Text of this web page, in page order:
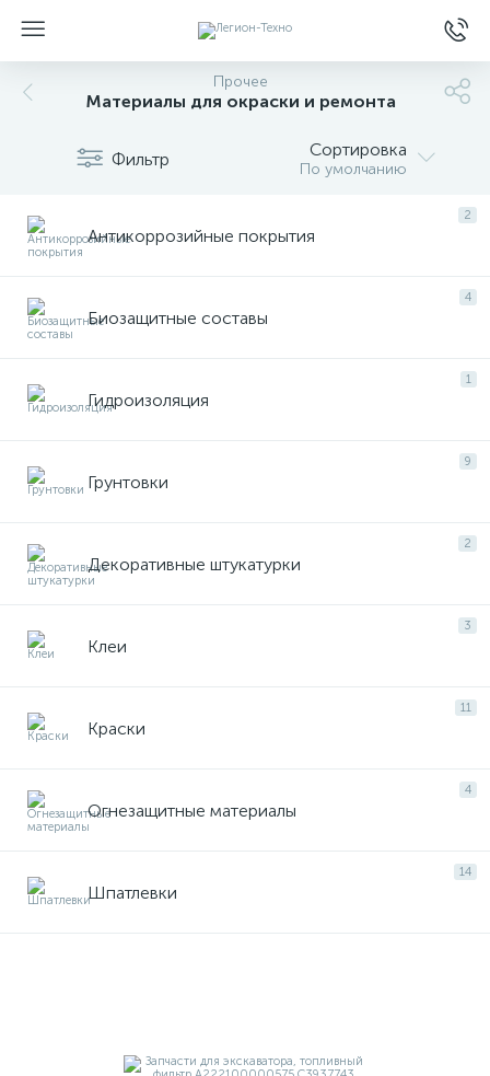
Прочее
Материалы для окраски и ремонта
Фильтр Сортировка
По умолчанию
2
Антикоррозийные покрытия
4
Биозащитные составы
1
Гидроизоляция
9
Грунтовки
2
Декоративные штукатурки
3
Клеи
11
Краски
4
Огнезащитные материалы
14
Шпатлевки